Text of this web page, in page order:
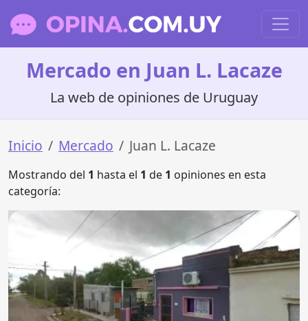
Mercado en Juan L. Lacaze
La web de opiniones de Uruguay
Inicio Mercado Juan L. Lacaze
Mostrando del 1 hasta el 1 de 1 opiniones en esta
categoría: